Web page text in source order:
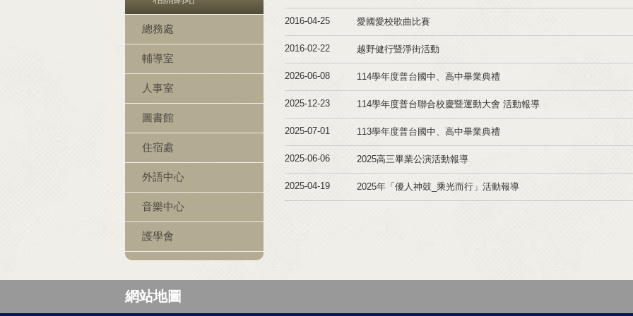
總務處
輔導室
人事室
圖書館
住宿處
外語中心
音樂中心
護學會
2016-04-25 愛國愛校歌曲比賽
2016-02-22 越野健行暨淨街活動
2026-06-08 114學年度普台國中、高中畢業典禮
2025-12-23 114學年度普台聯合校慶暨運動大會 活動報導
2025-07-01 113學年度普台國中、高中畢業典禮
2025-06-06 2025高三畢業公演活動報導
2025-04-19 2025年「優人神鼓_乘光而行」活動報導
網站地圖